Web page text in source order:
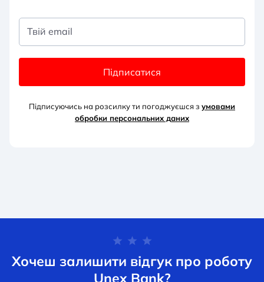
Твій email
Підписатися
Підписуючись на розсилку ти погоджуєшся з умовами
обробки персональних даних
Хочеш залишити відгук про роботу
Unex Bank?